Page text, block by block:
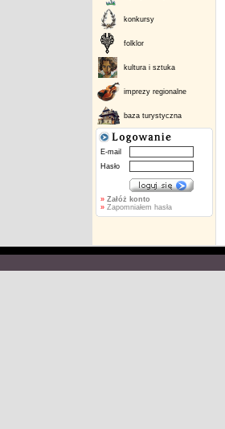
konkursy
folklor
kultura i sztuka
imprezy regionalne
baza turystyczna
E-mail
Hasło
» Załóż konto
»Zapomniałem hasła